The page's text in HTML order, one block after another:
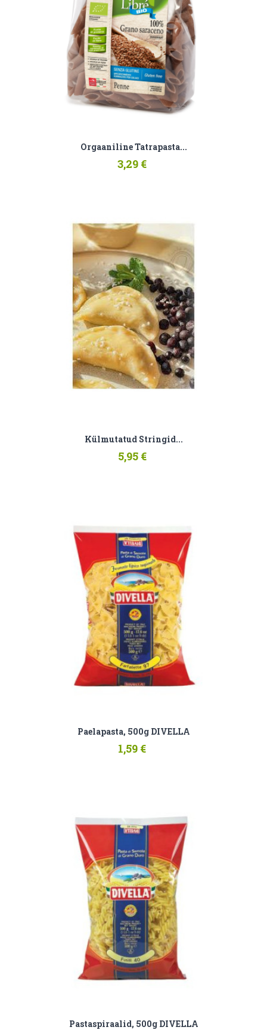
Orgaaniline Tatrapasta...
3,29 €
Külmutatud Stringid...
5,95 €
Paelapasta, 500g DIVELLA
1,59 €
Pastaspiraalid, 500g DIVELLA